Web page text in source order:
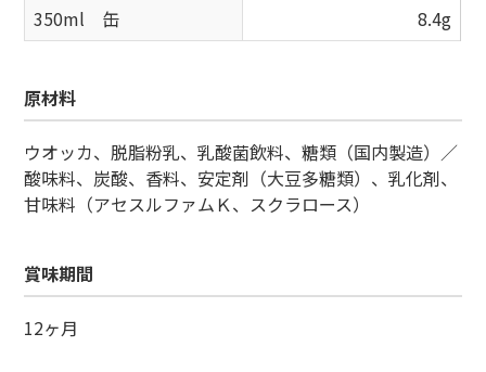
350ml 缶 8.4g
原材料
ウオッカ、脱脂粉乳、乳酸菌飲料、糖類（国内製造）／
酸味料、炭酸、香料、安定剤（大豆多糖類）、乳化剤、
甘味料（アセスルファムＫ、スクラロース）
賞味期間
12ヶ月